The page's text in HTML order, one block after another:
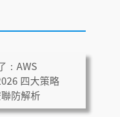
：AWS
四大策略
防解析